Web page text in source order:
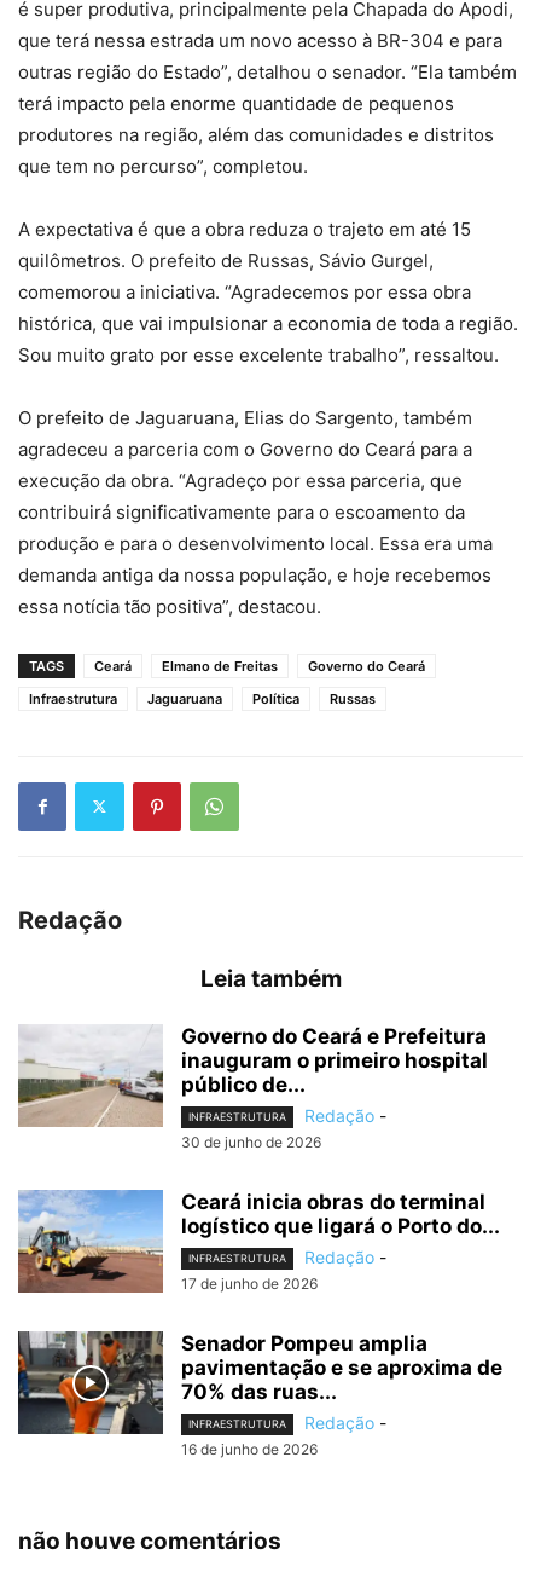
é super produtiva, principalmente pela Chapada do Apodi,
que terá nessa estrada um novo acesso à BR-304 e para
outras região do Estado”, detalhou o senador. “Ela também
terá impacto pela enorme quantidade de pequenos
produtores na região, além das comunidades e distritos
que tem no percurso”, completou.
A expectativa é que a obra reduza o trajeto em até 15
quilômetros. O prefeito de Russas, Sávio Gurgel,
comemorou a iniciativa. “Agradecemos por essa obra
histórica, que vai impulsionar a economia de toda a região.
Sou muito grato por esse excelente trabalho”, ressaltou.
O prefeito de Jaguaruana, Elias do Sargento, também
agradeceu a parceria com o Governo do Ceará para a
execução da obra. “Agradeço por essa parceria, que
contribuirá significativamente para o escoamento da
produção e para o desenvolvimento local. Essa era uma
demanda antiga da nossa população, e hoje recebemos
essa notícia tão positiva”, destacou.
TAGS Ceará Elmano de Freitas
Governo do Ceará
Infraestrutura
Jaguaruana Política Russas
Redação
Leia também
Governo do Ceará e Prefeitura
inauguram o primeiro hospital
público de...
INFRAESTRUTURA Redação -
30 de junho de 2026
Ceará inicia obras do terminal
logístico que ligará o Porto do...
INFRAESTRUTURA Redação -
17 de junho de 2026
Senador Pompeu amplia
pavimentação e se aproxima de
70% das ruas...
INFRAESTRUTURA Redação -
16 de junho de 2026
não houve comentários